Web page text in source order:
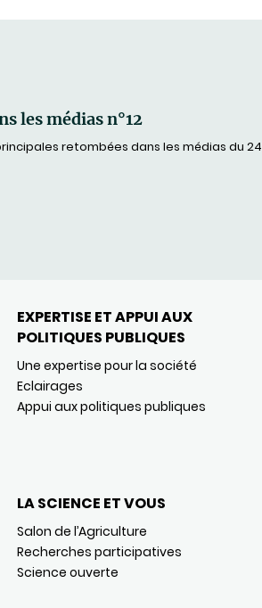
les médias n°12
retombées dans les médias du 24
EXPERTISE ET APPUI AUX
POLITIQUES PUBLIQUES
Une expertise pour la société
Eclairages
Appui aux politiques publiques
LA SCIENCE ET VOUS
Salon de l’Agriculture
Recherches participatives
Science ouverte